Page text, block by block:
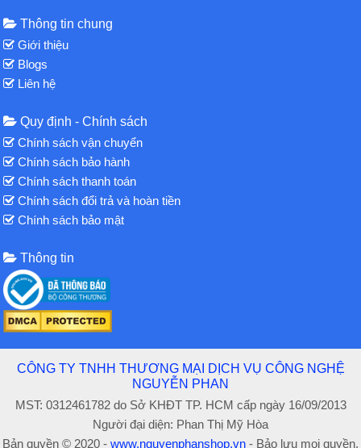
Thông tin chung
Giới thiệu
Blogs
Liên hệ
Quy định - Chính sách
Chính sách vận chuyển
Chính sách bảo hành
Chính sách thanh toán
Chính sách đổi trả và hoàn tiền
Chính sách bảo mật
Thông tin
CÔNG TY TNHH THƯƠNG MẠI DỊCH VỤ CÔNG NGHỆ
NGUYỄN PHAN
MST: 0312461782 do Sở KHĐT TP. HCM cấp ngày 16/09/2013
Người đại diện: Phan Thị Mỹ Hòa
Bản quyền © 2020 - www.nguyenphanshop.vn - Bảo lưu mọi quyền.